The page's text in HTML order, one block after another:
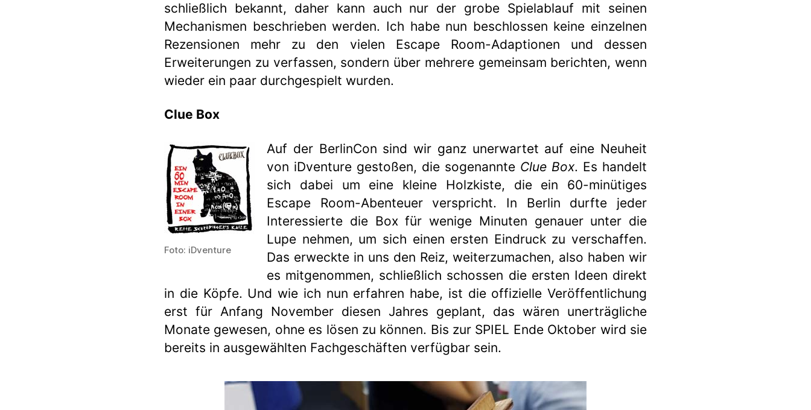
schließlich bekannt, daher kann auch nur der grobe Spielablauf mit seinen
Mechanismen beschrieben werden. Ich habe nun beschlossen keine einzelnen
Rezensionen mehr zu den vielen Escape Room-Adaptionen und dessen
Erweiterungen zu verfassen, sondern über mehrere gemeinsam berichten, wenn
wieder ein paar durchgespielt wurden.
Clue Box
Foto: iDventure
Auf der BerlinCon sind wir ganz unerwartet auf eine Neuheit
von iDventure gestoßen, die sogenannte Clue Box. Es handelt
sich dabei um eine kleine Holzkiste, die ein 60-minütiges
Escape Room-Abenteuer verspricht. In Berlin durfte jeder
Interessierte die Box für wenige Minuten genauer unter die
Lupe nehmen, um sich einen ersten Eindruck zu verschaffen.
Das erweckte in uns den Reiz, weiterzumachen, also haben wir
es mitgenommen, schließlich schossen die ersten Ideen direkt
in die Köpfe. Und wie ich nun erfahren habe, ist die offizielle Veröffentlichung
erst für Anfang November diesen Jahres geplant, das wären unerträgliche
Monate gewesen, ohne es lösen zu können. Bis zur SPIEL Ende Oktober wird sie
bereits in ausgewählten Fachgeschäften verfügbar sein.